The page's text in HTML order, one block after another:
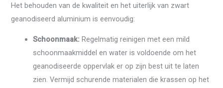
Het behouden van de kwaliteit en het uiterlijk van zwart
geanodiseerd aluminium is eenvoudig:
Schoonmaak: Regelmatig reinigen met een mild
schoonmaakmiddel en water is voldoende om het
geanodiseerde oppervlak er op zijn best uit te laten
zien. Vermijd schurende materialen die krassen op het